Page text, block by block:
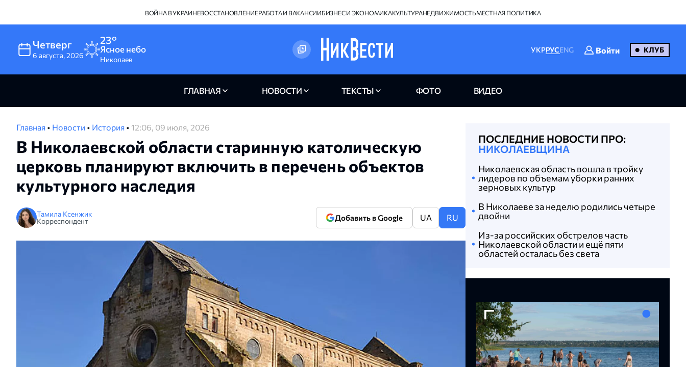
ВОЙНА В УКРАИНЕВОССТАНОВЛЕНИЕРАБОТА И ВАКАНСИИБИЗНЕС И ЭКОНОМИКАКУЛЬТУРАНЕДВИЖИМОСТЬМЕСТНАЯ ПОЛИТИКА
Четверг
6 августа,2026
23°
Ясное небо
Николаев
УКРРУСENG Войти КЛУБ
ГЛАВНАЯ НОВОСТИ ТЕКСТЫ ФОТО ВИДЕО
Главная • Новости • История • 12:06, 09 июля, 2026
В Николаевской области старинную католическую
церковь планируют включить в перечень объектов
культурного наследия
Тамила Ксенжик
Корреспондент
Добавить в Google UA RU
ПОСЛЕДНИЕ НОВОСТИ ПРО:
НИКОЛАЕВЩИНА
Николаевская область вошла в тройку
лидеров по объемам уборки ранних
зерновых культур
В Николаеве за неделю родились четыре
двойни
Из-за российских обстрелов часть
Николаевской области и ещё пяти
областей осталась без света